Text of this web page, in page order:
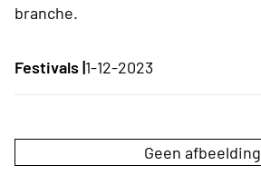
branche.
Festivals |1-12-2023
Geen afbeelding